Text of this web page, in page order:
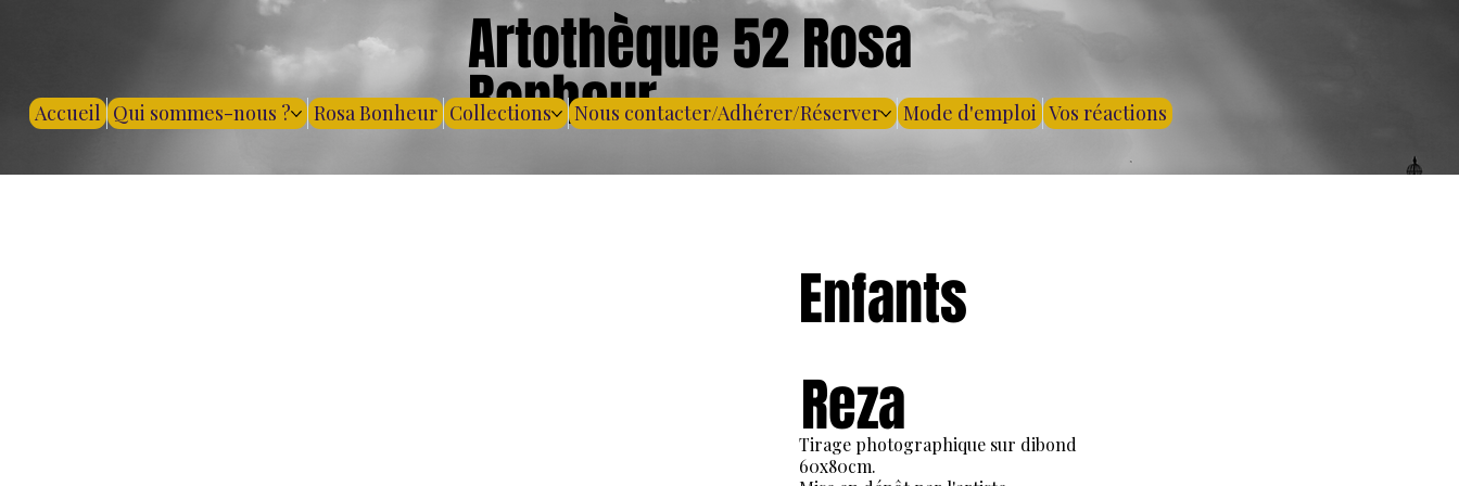
Artothèque 52 Rosa
Bonheur
Accueil Qui sommes-nous ? Rosa Bonheur Collections Nous contacter/Adhérer/Réserver Mode d'emploi Vos réactions
Enfants
Reza
Tirage photographique sur dibond
60x80cm.